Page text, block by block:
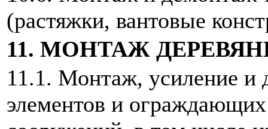
(растяжки, вантовые
11. МОНТАЖ
11.1. Монтаж, усиление и
элементов и